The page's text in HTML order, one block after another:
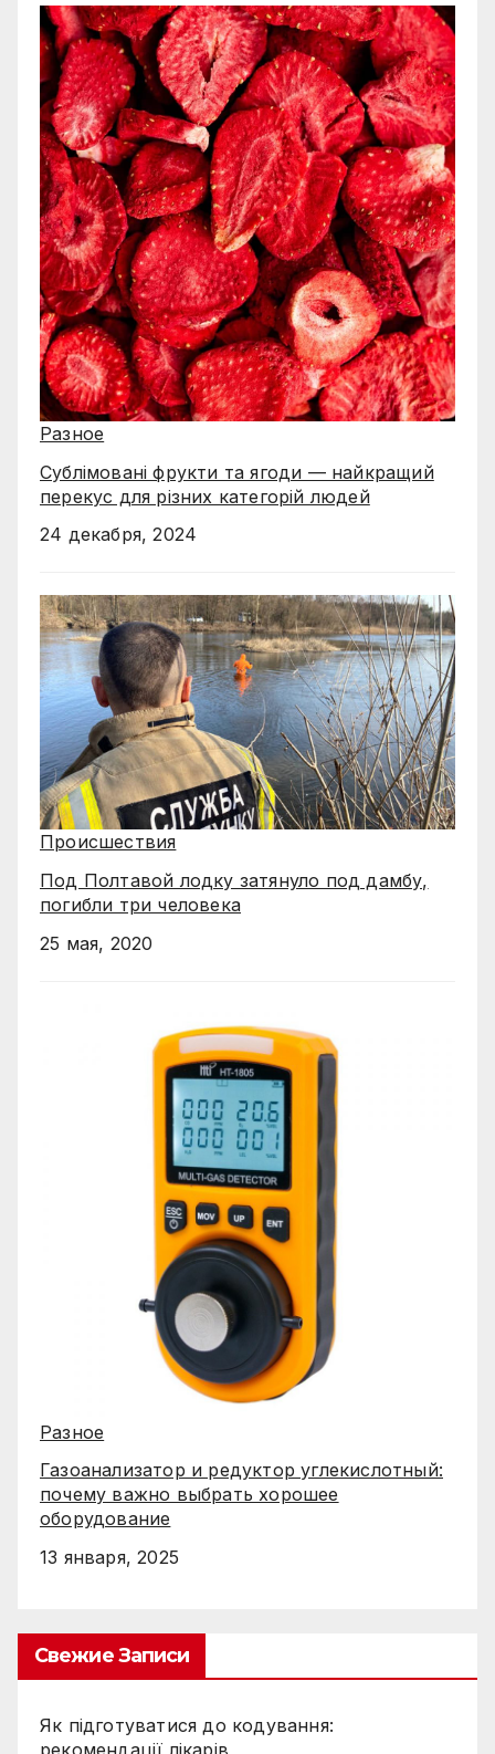
Разное
Сублімовані фрукти та ягоди — найкращий
перекус для різних категорій людей
24 декабря, 2024
Происшествия
Под Полтавой лодку затянуло под дамбу,
погибли три человека
25 мая, 2020
Разное
Газоанализатор и редуктор углекислотный:
почему важно выбрать хорошее
оборудование
13 января, 2025
Свежие Записи
Як підготуватися до кодування:
рекомендації лікарів